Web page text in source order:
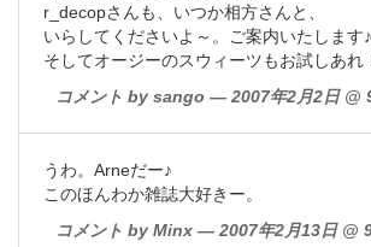
r_decopさんも、いつか相方さんと、
いらしてくださいよ～。ご案内いたします♪
そしてオージーのスウィーツもお試しあれ
コメント by sango — 2007年2月2日 @
うわ。Arneだー♪
このほんわか雑誌大好きー。
コメント by Minx — 2007年2月13日 @